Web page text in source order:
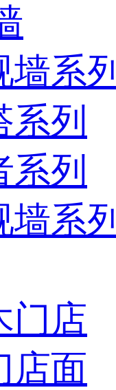
墙系
系列
系列
墙系
门店
店面